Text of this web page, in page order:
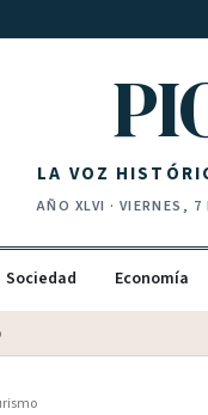
LA VOZ
AÑO XLVI · VIERNES, 7
Sociedad Economía